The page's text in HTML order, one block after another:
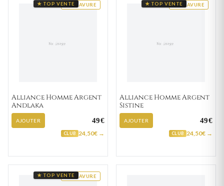
GRAVURE
★ TOP VENTE
Alliance Homme Argent
Andlaka
AJOUTER 49€
CLUB 24,50€ →
GRAVURE
★ TOP VENTE
Alliance Homme Argent
Sistine
AJOUTER 49€
CLUB 24,50€ →
GRAVURE
★ TOP VENTE